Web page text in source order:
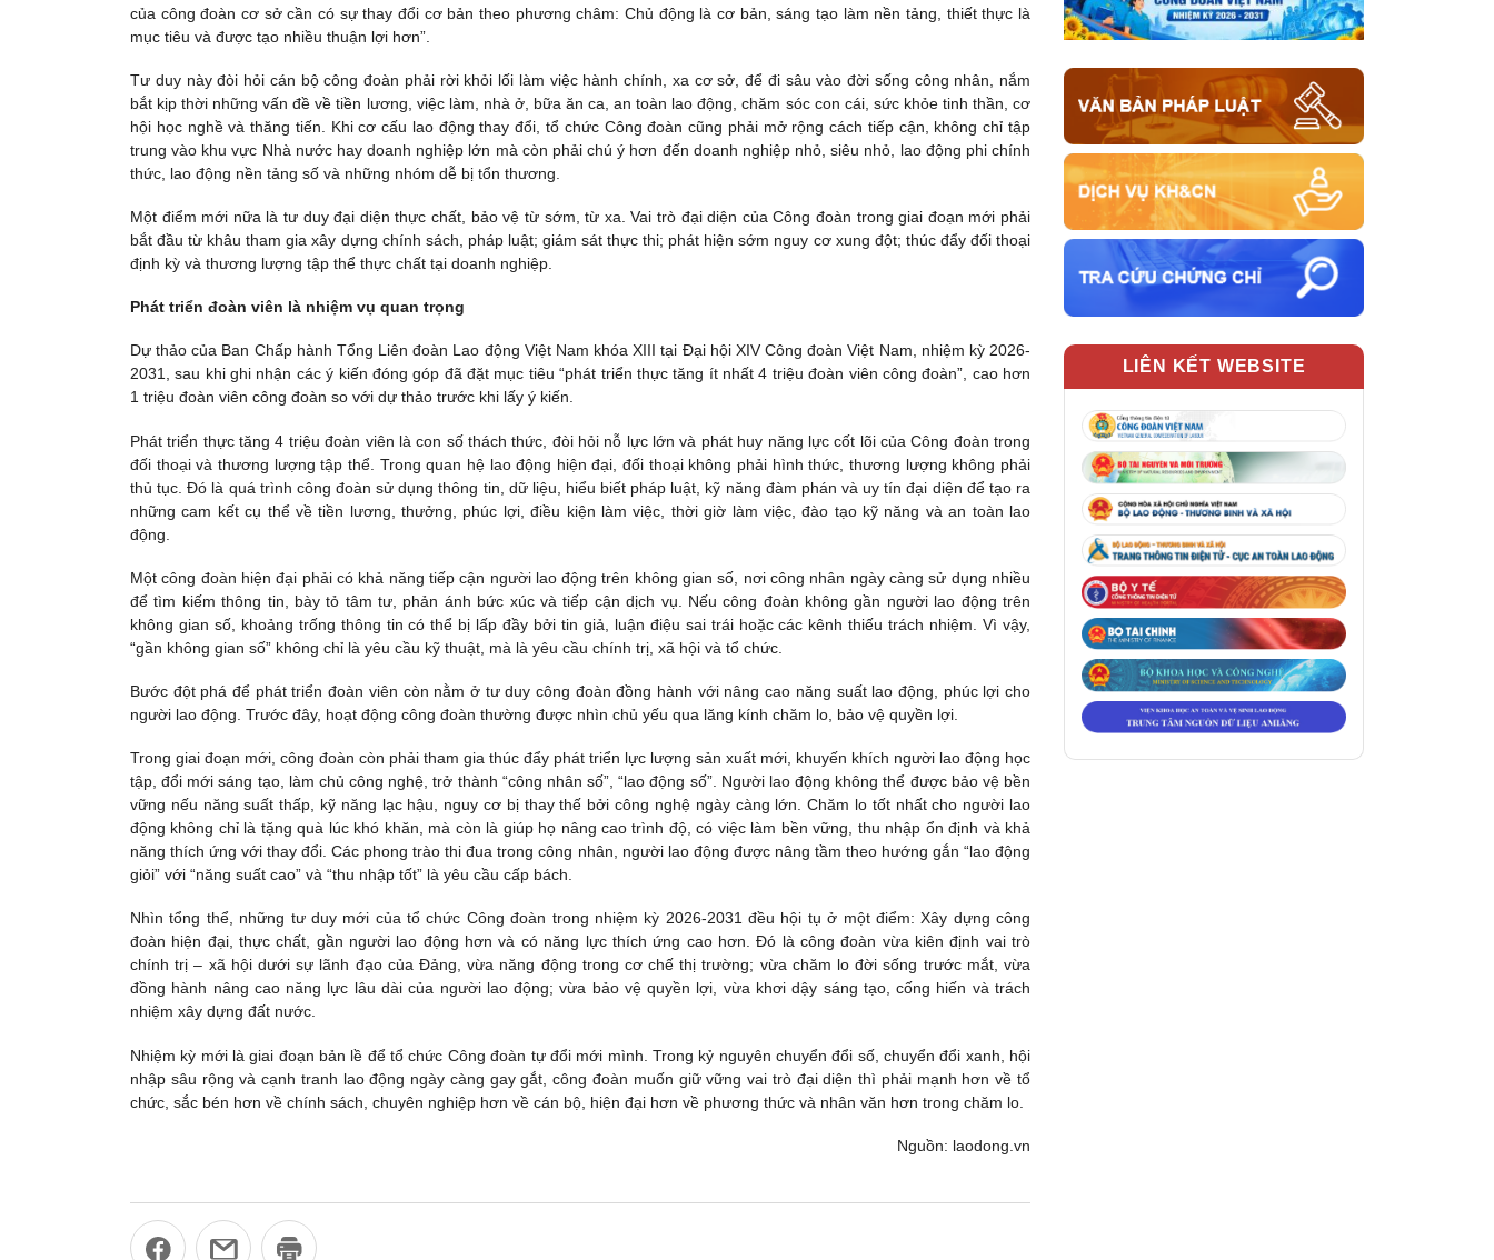
của công đoàn cơ sở cần có sự thay đổi cơ bản theo phương châm: Chủ động là cơ bản, sáng tạo làm nền tảng, thiết thực là
mục tiêu và được tạo nhiều thuận lợi hơn”.
Tư duy này đòi hỏi cán bộ công đoàn phải rời khỏi lối làm việc hành chính, xa cơ sở, để đi sâu vào đời sống công nhân, nắm
bắt kịp thời những vấn đề về tiền lương, việc làm, nhà ở, bữa ăn ca, an toàn lao động, chăm sóc con cái, sức khỏe tinh thần, cơ
hội học nghề và thăng tiến. Khi cơ cấu lao động thay đổi, tổ chức Công đoàn cũng phải mở rộng cách tiếp cận, không chỉ tập
trung vào khu vực Nhà nước hay doanh nghiệp lớn mà còn phải chú ý hơn đến doanh nghiệp nhỏ, siêu nhỏ, lao động phi chính
thức, lao động nền tảng số và những nhóm dễ bị tổn thương.
Một điểm mới nữa là tư duy đại diện thực chất, bảo vệ từ sớm, từ xa. Vai trò đại diện của Công đoàn trong giai đoạn mới phải
bắt đầu từ khâu tham gia xây dựng chính sách, pháp luật; giám sát thực thi; phát hiện sớm nguy cơ xung đột; thúc đẩy đối thoại
định kỳ và thương lượng tập thể thực chất tại doanh nghiệp.
Phát triển đoàn viên là nhiệm vụ quan trọng
Dự thảo của Ban Chấp hành Tổng Liên đoàn Lao động Việt Nam khóa XIII tại Đại hội XIV Công đoàn Việt Nam, nhiệm kỳ 2026-
2031, sau khi ghi nhận các ý kiến đóng góp đã đặt mục tiêu “phát triển thực tăng ít nhất 4 triệu đoàn viên công đoàn”, cao hơn
1 triệu đoàn viên công đoàn so với dự thảo trước khi lấy ý kiến.
Phát triển thực tăng 4 triệu đoàn viên là con số thách thức, đòi hỏi nỗ lực lớn và phát huy năng lực cốt lõi của Công đoàn trong
đối thoại và thương lượng tập thể. Trong quan hệ lao động hiện đại, đối thoại không phải hình thức, thương lượng không phải
thủ tục. Đó là quá trình công đoàn sử dụng thông tin, dữ liệu, hiểu biết pháp luật, kỹ năng đàm phán và uy tín đại diện để tạo ra
những cam kết cụ thể về tiền lương, thưởng, phúc lợi, điều kiện làm việc, thời giờ làm việc, đào tạo kỹ năng và an toàn lao
động.
Một công đoàn hiện đại phải có khả năng tiếp cận người lao động trên không gian số, nơi công nhân ngày càng sử dụng nhiều
để tìm kiếm thông tin, bày tỏ tâm tư, phản ánh bức xúc và tiếp cận dịch vụ. Nếu công đoàn không gần người lao động trên
không gian số, khoảng trống thông tin có thể bị lấp đầy bởi tin giả, luận điệu sai trái hoặc các kênh thiếu trách nhiệm. Vì vậy,
“gần không gian số” không chỉ là yêu cầu kỹ thuật, mà là yêu cầu chính trị, xã hội và tổ chức.
Bước đột phá để phát triển đoàn viên còn nằm ở tư duy công đoàn đồng hành với nâng cao năng suất lao động, phúc lợi cho
người lao động. Trước đây, hoạt động công đoàn thường được nhìn chủ yếu qua lăng kính chăm lo, bảo vệ quyền lợi.
Trong giai đoạn mới, công đoàn còn phải tham gia thúc đẩy phát triển lực lượng sản xuất mới, khuyến khích người lao động học
tập, đổi mới sáng tạo, làm chủ công nghệ, trở thành “công nhân số”, “lao động số”. Người lao động không thể được bảo vệ bền
vững nếu năng suất thấp, kỹ năng lạc hậu, nguy cơ bị thay thế bởi công nghệ ngày càng lớn. Chăm lo tốt nhất cho người lao
động không chỉ là tặng quà lúc khó khăn, mà còn là giúp họ nâng cao trình độ, có việc làm bền vững, thu nhập ổn định và khả
năng thích ứng với thay đổi. Các phong trào thi đua trong công nhân, người lao động được nâng tầm theo hướng gắn “lao động
giỏi” với “năng suất cao” và “thu nhập tốt” là yêu cầu cấp bách.
Nhìn tổng thể, những tư duy mới của tổ chức Công đoàn trong nhiệm kỳ 2026-2031 đều hội tụ ở một điểm: Xây dựng công
đoàn hiện đại, thực chất, gần người lao động hơn và có năng lực thích ứng cao hơn. Đó là công đoàn vừa kiên định vai trò
chính trị – xã hội dưới sự lãnh đạo của Đảng, vừa năng động trong cơ chế thị trường; vừa chăm lo đời sống trước mắt, vừa
đồng hành nâng cao năng lực lâu dài của người lao động; vừa bảo vệ quyền lợi, vừa khơi dậy sáng tạo, cống hiến và trách
nhiệm xây dựng đất nước.
Nhiệm kỳ mới là giai đoạn bản lề để tổ chức Công đoàn tự đổi mới mình. Trong kỷ nguyên chuyển đổi số, chuyển đổi xanh, hội
nhập sâu rộng và cạnh tranh lao động ngày càng gay gắt, công đoàn muốn giữ vững vai trò đại diện thì phải mạnh hơn về tổ
chức, sắc bén hơn về chính sách, chuyên nghiệp hơn về cán bộ, hiện đại hơn về phương thức và nhân văn hơn trong chăm lo.
Nguồn: laodong.vn
LIÊN KẾT WEBSITE